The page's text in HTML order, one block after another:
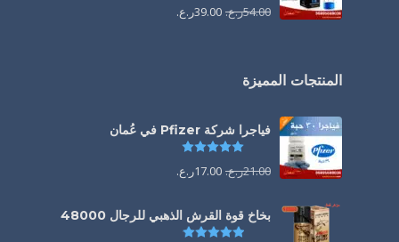
54.00ر.ع. 39.00ر.ع.
المنتجات المميزة
فياجرا شركة Pfizer في عُمان
21.00ر.ع. 17.00ر.ع.
بخاخ قوة القرش الذهبي للرجال 48000
تم التقييم